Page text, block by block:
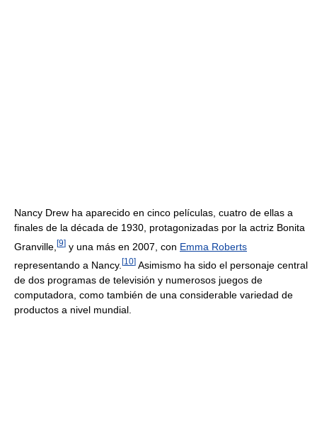
Nancy Drew ha aparecido en cinco películas, cuatro de ellas a
finales de la década de 1930, protagonizadas por la actriz Bonita
Granville, [9] y una más en 2007, con Emma Roberts
representando a Nancy. [10] Asimismo ha sido el personaje central
de dos programas de televisión y numerosos juegos de
computadora, como también de una considerable variedad de
productos a nivel mundial.